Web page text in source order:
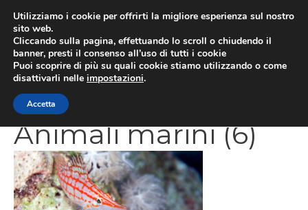
contenuto
Animali marini (6)
Utilizziamo i cookie per offrirti la migliore esperienza sul nostro
sito web.
Cliccando sulla pagina, effettuando lo scroll o chiudendo il
banner, presti il consenso all’uso di tutti i cookie
Puoi scoprire di più su quali cookie stiamo utilizzando o come
disattivarli nelle impostazioni.
Accetta